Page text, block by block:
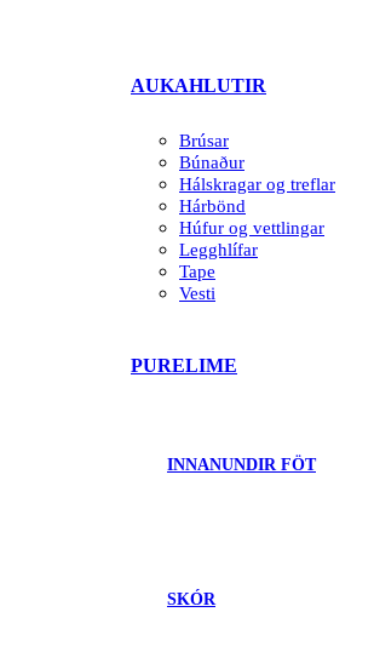
AUKAHLUTIR
Brúsar
Búnaður
Hálskragar og treflar
Hárbönd
Húfur og vettlingar
Legghlífar
Tape
Vesti
PURELIME
INNANUNDIR FÖT
SKÓR